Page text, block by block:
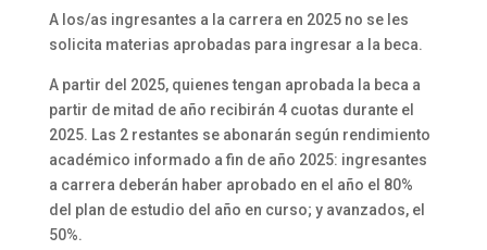
A los/as ingresantes a la carrera en 2025 no se les
solicita materias aprobadas para ingresar a la beca.
A partir del 2025, quienes tengan aprobada la beca a
partir de mitad de año recibirán 4 cuotas durante el
2025. Las 2 restantes se abonarán según rendimiento
académico informado a fin de año 2025: ingresantes
a carrera deberán haber aprobado en el año el 80%
del plan de estudio del año en curso; y avanzados, el
50%.